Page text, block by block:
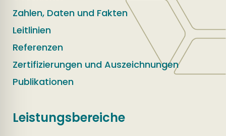
Zahlen, Daten und Fakten
Leitlinien
Referenzen
Zertifizierungen und Auszeichnungen
Publikationen
Leistungsbereiche